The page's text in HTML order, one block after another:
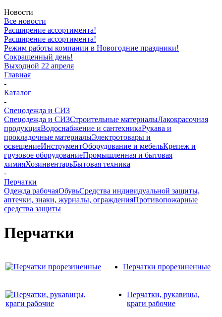
Новости
Все новости
Расширение ассортимента!
Расширение ассортимента!
Режим работы компании в Новогодние праздники!
Сокращенный день!
Выходной 22 апреля
Главная
-
Каталог
-
Спецодежда и СИЗ
Спецодежда и СИЗСтроительные материалыЛакокрасочная
продукцияВодоснабжение и сантехникаРукава и
прокладочные материалыЭлектротовары и
освещениеИнструментОборудование и мебельКрепеж и
грузовое оборудованиеПромышленная и бытовая
химияХозинвентарьБытовая техника
-
Перчатки
Одежда рабочаяОбувьСредства индивидуальной защиты,
аптечки, знаки, журналы, огражденияПротивопожарные
средства защиты
Перчатки
Перчатки прорезиненные
Перчатки, рукавицы,
краги рабочие